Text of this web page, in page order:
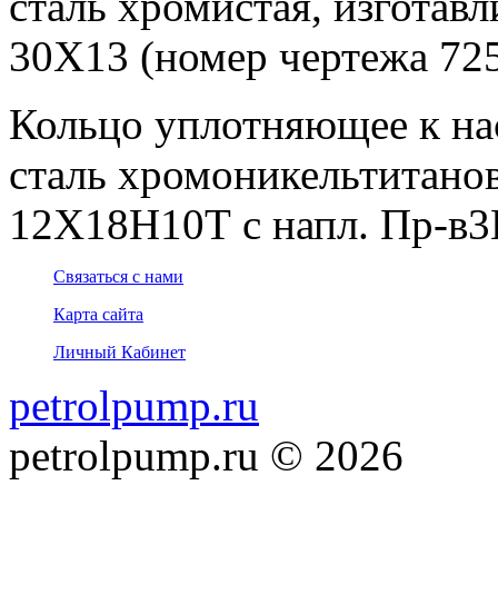
30Х13 (номер чертежа
Кольцо уплотняющее к
сталь
12Х18Н10Т с напл. Пр-
Связаться с нами
Карта сайта
Личный Кабинет
petrolpump.ru
petrolpump.ru © 2026